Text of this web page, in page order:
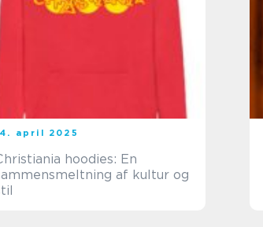
april 2025
hoodies: En
af kultur og